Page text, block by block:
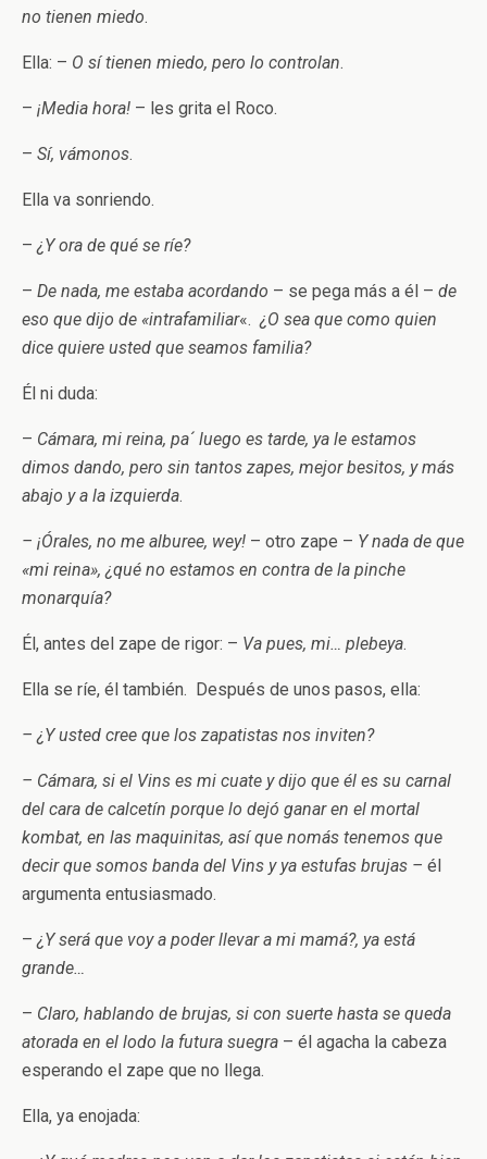
no tienen miedo.
Ella: – O sí tienen miedo, pero lo controlan.
– ¡Media hora! – les grita el Roco.
– Sí, vámonos.
Ella va sonriendo.
–¿Y ora de qué se ríe?
– De nada, me estaba acordando – se pega más a él – de
eso que dijo de «intrafamiliar«.¿O sea que como quien
dice quiere usted que seamos familia?
Él ni duda:
– Cámara, mi reina, pa´ luego es tarde, ya le estamos
dimos dando, pero sin tantos zapes, mejor besitos, y más
abajo y a la izquierda.
– ¡Órales, no me alburee, wey! – otro zape – Y nada de que
«mi reina», ¿qué no estamos en contra de la pinche
monarquía?
Él, antes del zape de rigor: – Va pues, mi… plebeya.
Ella se ríe, él también. Después de unos pasos, ella:
– ¿Y usted cree que los zapatistas nos inviten?
– Cámara, si el Vins es mi cuate y dijo que él es su carnal
del cara de calcetín porque lo dejó ganar en el mortal
kombat, en las maquinitas, así que nomás tenemos que
decir que somos banda del Vins y ya estufas brujas – él
argumenta entusiasmado.
–¿Y será que voy a poder llevar a mi mamá?, ya está
grande…
– Claro, hablando de brujas, si con suerte hasta se queda
atorada en el lodo la futura suegra – él agacha la cabeza
esperando el zape que no llega.
Ella, ya enojada: